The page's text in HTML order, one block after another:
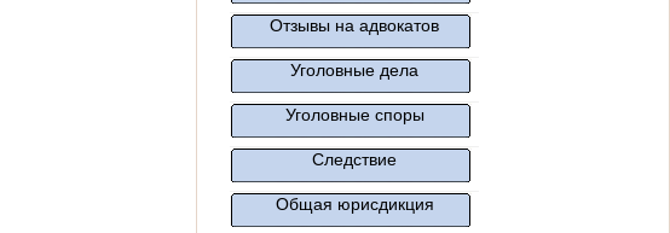
Отзывы на адвокатов
Уголовные дела
Уголовные споры
Следствие
Общая юрисдикция